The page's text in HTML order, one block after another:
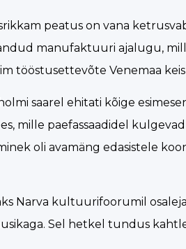
peatus on vana
manufaktuuri ajalugu,
tööstusettevõte Venemaa
saarel ehitati kõige
mille paefassaadidel
oli avamäng edasistele
Narva kultuurifoorumil
Sel hetkel tundus